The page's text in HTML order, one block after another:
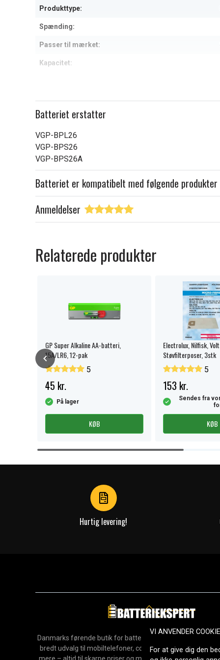
Produkttype:
Spænding:
Passer til mærket:
Kapacitet:
Batteriet erstatter
VGP-BPL26
VGP-BPS26
VGP-BPS26A
Batteriet er kompatibelt med følgende produkter
Anmeldelser
Relaterede produkter
GP Super Alkaline AA-batteri,
15A/LR6, 12-pak
5
45 kr.
På lager
KØB
Electrolux, Nilfisk,
Støvfilterposer, 3stk
5
153 kr.
Sendes fra
KØB
Item
Hurtig levering!
Danmarks førende butik for batterier, opladere og
bredt udvalg til mobiltelefoner, computere, værktøj,
VI ANVENDER
For at give dig den